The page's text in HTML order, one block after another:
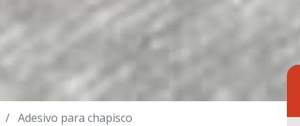
Adesivo para chapisco